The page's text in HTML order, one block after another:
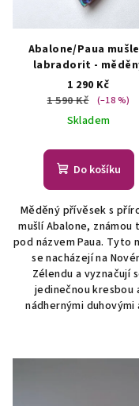
Abalone/Paua
labradorit -
přívěsek/náhrdelník
AUTORSKÁ TVORBA
Z MINERÁLŮ
1 290 Kč
1 590 Kč
(–18 %)
Skladem
Do košíku
Měděný přívěsek s
mušlí Abalone, známou
pod názvem Paua. Tyto
se nacházejí na
Zélendu a vyznačují
jedinečnou kresbou
nádhernými duhovými